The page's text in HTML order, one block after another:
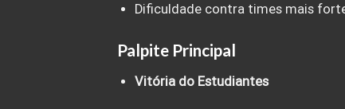
Dificuldade contra times mais
Palpite Principal
Vitória do Estudiantes